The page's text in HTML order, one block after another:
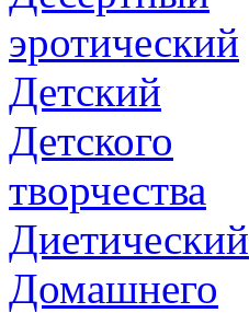
эротический
Детский
Детского
творчества
Диетический
Домашнего